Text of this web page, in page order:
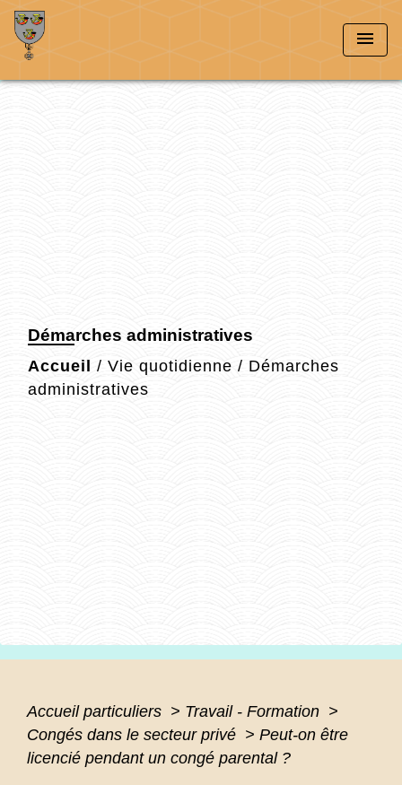
menu
Démarches administratives
Accueil / Vie quotidienne / Démarches
administratives
Accueil particuliers > Travail - Formation >
Congés dans le secteur privé > Peut-on être
licencié pendant un congé parental ?